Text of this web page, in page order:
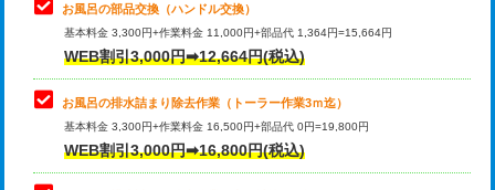
トイレタンク脱着
トイレ便器脱着
タンクレストイレ脱着 33,000円
小便器トイレ脱着
お風呂の部品交換（ハンドル交換）
基本料金 3,300円+作業料金 11,000円+部品代 1,364円=15,664円
WEB割引3,000円➡12,664円(税込)
お風呂の排水詰まり除去作業（トーラー作業3ｍ迄）
基本料金 3,300円+作業料金 16,500円+部品代 0円=19,800円
WEB割引3,000円➡16,800円(税込)